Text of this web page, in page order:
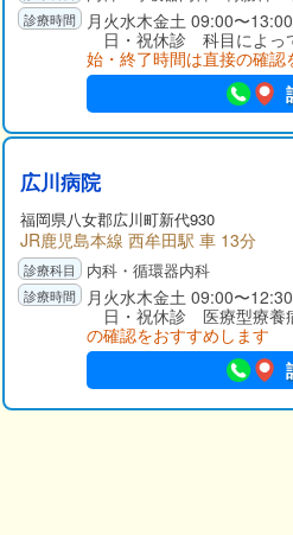
月火水木金土 09:00〜
日・祝休診 科目によっ
始・終了時間は直接の確認
広川病院
福岡県八女郡広川町新代930
JR鹿児島本線 西牟田駅 車 13分
内科・循環器内科
月火水木金土 09:00〜
日・祝休診 医療型療養
の確認をおすすめします